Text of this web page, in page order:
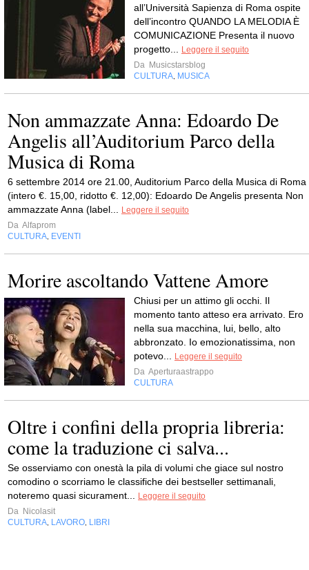
all’Università Sapienza di Roma ospite
dell’incontro QUANDO LA MELODIA È
COMUNICAZIONE Presenta il nuovo
progetto...
Leggere il seguito
Da Musicstarsblog
CULTURA MUSICA
Non ammazzate Anna: Edoardo De
Angelis all’Auditorium Parco della
Musica di Roma
6 settembre 2014 ore 21.00, Auditorium Parco della Musica di Roma
(intero €. 15,00, ridotto €. 12,00): Edoardo De Angelis presenta Non
ammazzate Anna (label...
Leggere il seguito
Da Alfaprom
CULTURA EVENTI
Morire ascoltando Vattene Amore
Chiusi per un attimo gli occhi. Il
momento tanto atteso era arrivato. Ero
nella sua macchina, lui, bello, alto
abbronzato. Io emozionatissima, non
potevo...
Leggere il seguito
Da Aperturaastrappo
CULTURA
Oltre i confini della propria libreria:
come la traduzione ci salva...
Se osserviamo con onestà la pila di volumi che giace sul nostro
comodino o scorriamo le classifiche dei bestseller settimanali,
noteremo quasi sicurament...
Leggere il seguito
Da Nicolasit
CULTURA LAVORO LIBRI